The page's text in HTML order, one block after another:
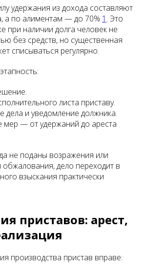
удержания из дохода составляют
а по алиментам — до 70% 1 . Это
при наличии долга человек не
без средств, но существенная
списываться регулярно.
листа приставу.
дела и уведомление должника.
мер — от удержаний до ареста
не поданы возражения или
дело переходит в
взыскания практически
приставов: арест,
производства пристав вправе: